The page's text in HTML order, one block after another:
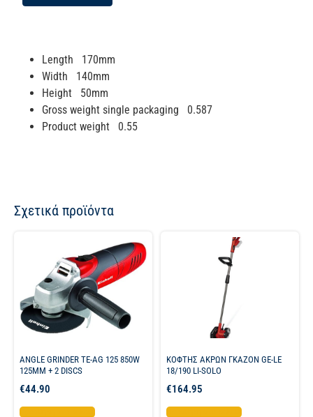
Length 170mm
Width 140mm
Height 50mm
Gross weight single packaging 0.587
Product weight 0.55
Σχετικά προϊόντα
ANGLE GRINDER TE-AG 125 850W
125MM + 2 DISCS
€44.90
Προσθήκη στο καλάθι
ΚΟΦΤΗΣ ΑΚΡΩΝ ΓΚΑΖΟΝ GE-LE
18/190 LI-SOLO
€164.95
Προσθήκη στο καλάθι